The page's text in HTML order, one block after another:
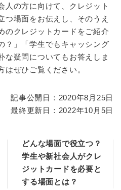
人の方に向けて、クレジット
つ場面をお伝えし、そのうえ
のクレジットカードをご紹介
？」「学生でもキャッシング
な疑問についてもお答えしま
ぜひご覧ください。
記事公開日：2020年8月25日
最終更新日：2022年10月5日
どんな場面で役立つ？
学生や新社会人がクレ
ジットカードを必要と
する場面とは？